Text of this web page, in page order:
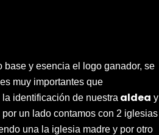
base y esencia el logo ganador, se
muy importantes que
identificación de nuestra aldea y
por un lado contamos con 2 iglesias
una la iglesia madre y por otro